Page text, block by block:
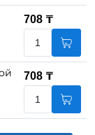
708 ₸
708 ₸